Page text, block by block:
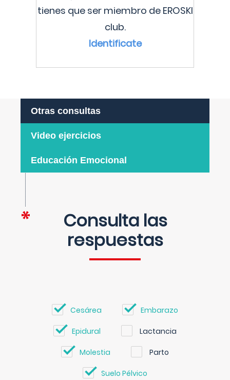
tienes que ser miembro de EROSKI
club.
Identificate
Otras consultas
Video ejercicios
Educación Emocional
Consulta las
respuestas
Cesárea Embarazo
Epidural Lactancia
Molestia Parto
Suelo Pélvico